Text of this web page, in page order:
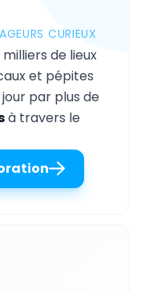
CURIEUX
de lieux
et pépites
par plus de
à travers le